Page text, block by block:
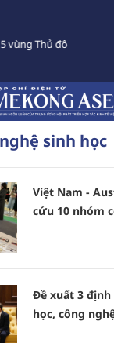
đô
sinh học
Việt Nam -
cứu 10 nhóm
Đề xuất 3
học, công